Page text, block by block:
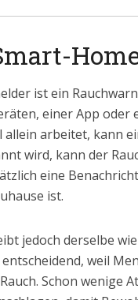
ist ein
einer App
allein arbeitet, kann
wird, kann der
eine
ist.
jedoch derselbe
weil
Schon wenige